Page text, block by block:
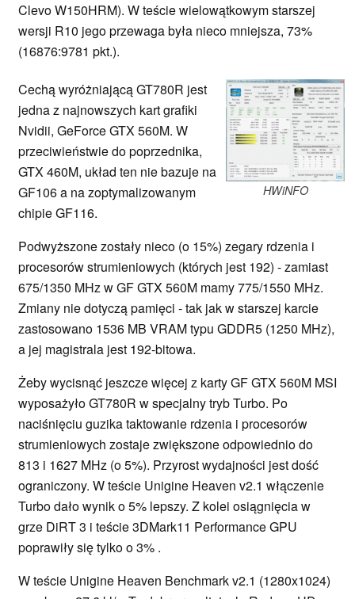
Clevo W150HRM). W teście wielowątkowym starszej
wersji R10 jego przewaga była nieco mniejsza, 73%
(16876:9781 pkt.).
HWiNFO
Cechą wyróżniającą GT780R jest
jedna z najnowszych kart grafiki
Nvidii, GeForce GTX 560M. W
przeciwieństwie do poprzednika,
GTX 460M, układ ten nie bazuje na
GF106 a na zoptymalizowanym
chipie GF116.
Podwyższone zostały nieco (o 15%) zegary rdzenia i
procesorów strumieniowych (których jest 192) - zamiast
675/1350 MHz w GF GTX 560M mamy 775/1550 MHz.
Zmiany nie dotyczą pamięci - tak jak w starszej karcie
zastosowano 1536 MB VRAM typu GDDR5 (1250 MHz),
a jej magistrala jest 192-bitowa.
Żeby wycisnąć jeszcze więcej z karty GF GTX 560M MSI
wyposażyło GT780R w specjalny tryb Turbo. Po
naciśnięciu guzika taktowanie rdzenia i procesorów
strumieniowych zostaje zwiększone odpowiednio do
813 i 1627 MHz (o 5%). Przyrost wydajności jest dość
ograniczony. W teście Unigine Heaven v2.1 włączenie
Turbo dało wynik o 5% lepszy. Z kolei osiągnięcia w
grze DiRT 3 i teście 3DMark11 Performance GPU
poprawiły się tylko o 3% .
W teście Unigine Heaven Benchmark v2.1 (1280x1024)